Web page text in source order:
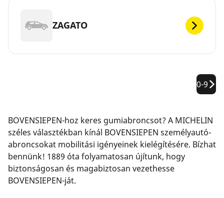
ZAGATO
0-9
BOVENSIEPEN-hoz keres gumiabroncsot? A MICHELIN
széles választékban kínál BOVENSIEPEN személyautó-
abroncsokat mobilitási igényeinek kielégítésére. Bízhat
bennünk! 1889 óta folyamatosan újítunk, hogy
biztonságosan és magabiztosan vezethesse
BOVENSIEPEN-ját.